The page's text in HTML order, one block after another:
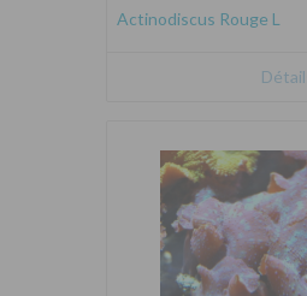
Actinodiscus Rouge L